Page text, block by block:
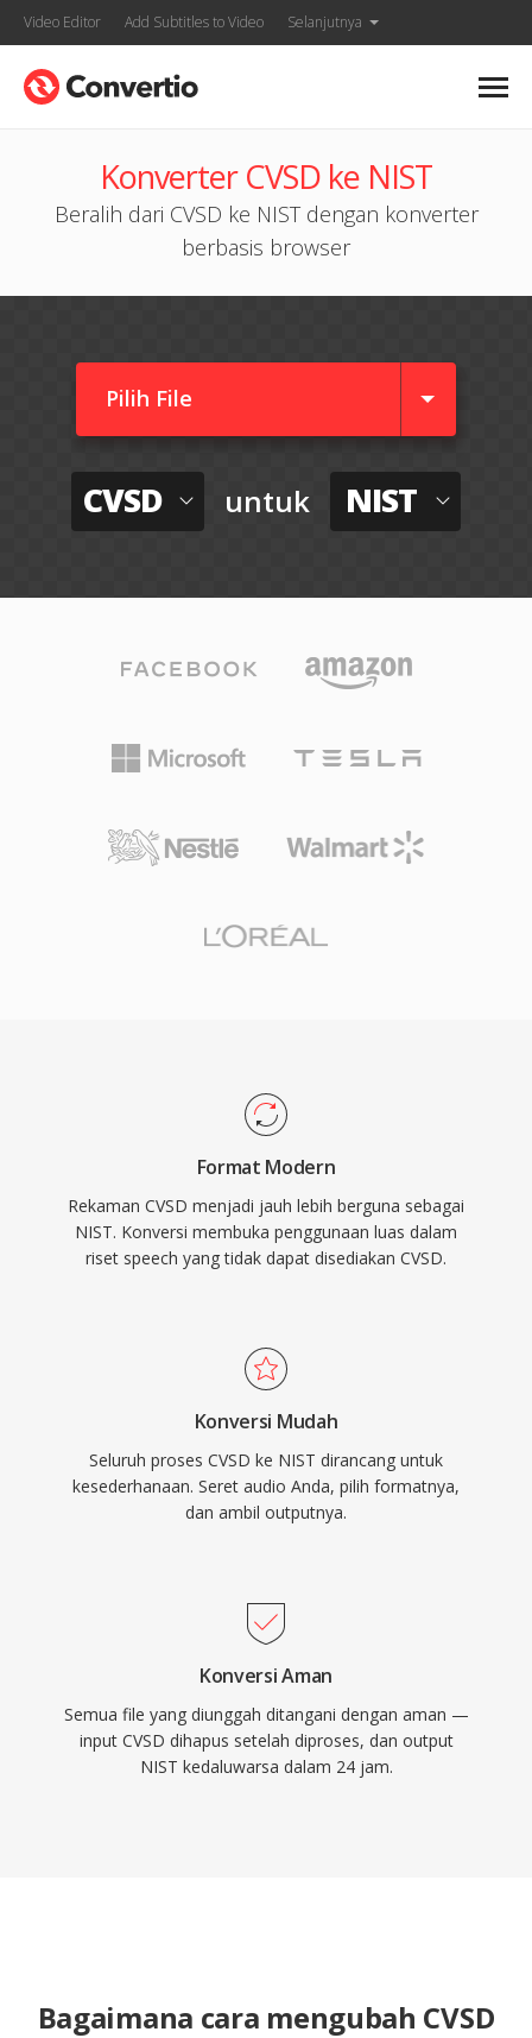
Video Editor Add Subtitles to Video Selanjutnya
Konverter CVSD ke NIST
Beralih dari CVSD ke NIST dengan konverter
berbasis browser
Pilih File
CVSD untuk NIST
Format Modern
Rekaman CVSD menjadi jauh lebih berguna sebagai
NIST. Konversi membuka penggunaan luas dalam
riset speech yang tidak dapat disediakan CVSD.
Konversi Mudah
Seluruh proses CVSD ke NIST dirancang untuk
kesederhanaan. Seret audio Anda, pilih formatnya,
dan ambil outputnya.
Konversi Aman
Semua file yang diunggah ditangani dengan aman —
input CVSD dihapus setelah diproses, dan output
NIST kedaluwarsa dalam 24 jam.
Bagaimana cara mengubah CVSD